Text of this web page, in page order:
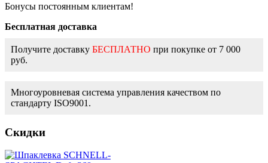
Бонусы постоянным клиентам!
Бесплатная доставка
Получите доставку БЕСПЛАТНО при покупке от 7 000
руб.
Многоуровневая система управления качеством по
стандарту ISO9001.
Скидки